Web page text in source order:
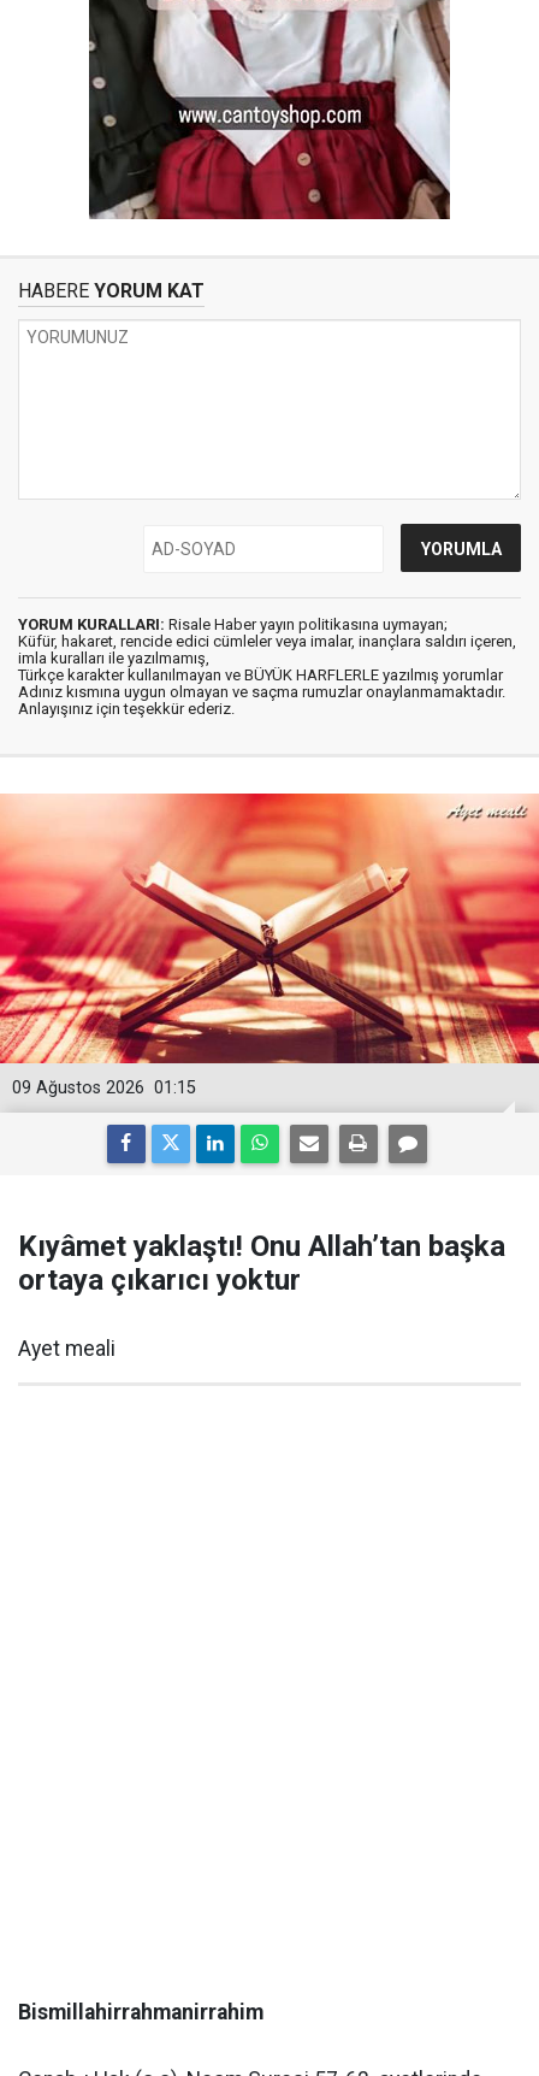
HABERE YORUM KAT
YORUM KURALLARI: Risale Haber yayın politikasına uymayan;
Küfür, hakaret, rencide edici cümleler veya imalar, inançlara saldırı içeren,
imla kuralları ile yazılmamış,
Türkçe karakter kullanılmayan ve BÜYÜK HARFLERLE yazılmış yorumlar
Adınız kısmına uygun olmayan ve saçma rumuzlar onaylanmamaktadır.
Anlayışınız için teşekkür ederiz.
01:15
09 Ağustos 2026
Kıyâmet yaklaştı! Onu Allah’tan başka
ortaya çıkarıcı yoktur
Ayet meali
Bismillahirrahmanirrahim